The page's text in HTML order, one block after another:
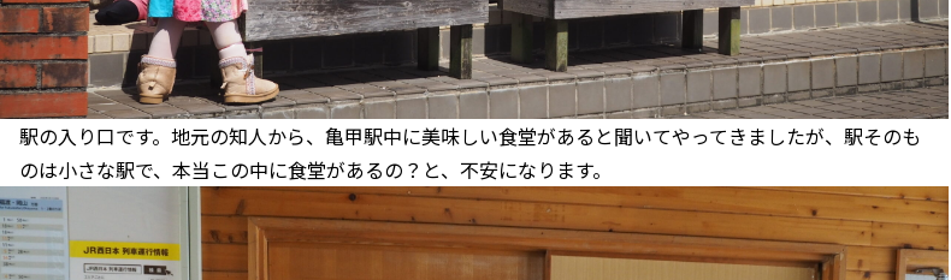
駅の入り口です。地元の知人から、亀甲駅中に美味しい食堂があると聞いてやってきましたが、駅そのも
のは小さな駅で、本当この中に食堂があるの？と、不安になります。